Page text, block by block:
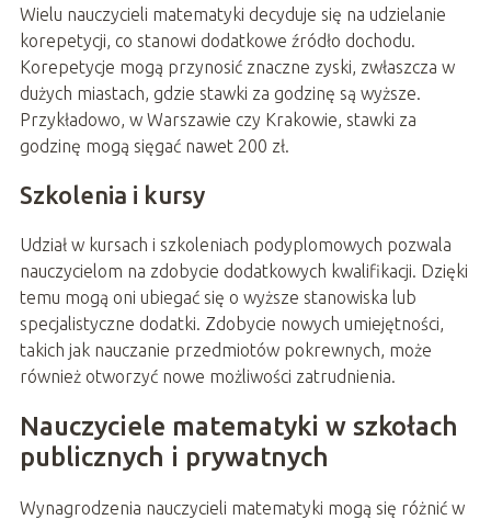
Wielu nauczycieli matematyki decyduje się na udzielanie
korepetycji, co stanowi dodatkowe źródło dochodu.
Korepetycje mogą przynosić znaczne zyski, zwłaszcza w
dużych miastach, gdzie stawki za godzinę są wyższe.
Przykładowo, w Warszawie czy Krakowie, stawki za
godzinę mogą sięgać nawet 200 zł.
Szkolenia i kursy
Udział w kursach i szkoleniach podyplomowych pozwala
nauczycielom na zdobycie dodatkowych kwalifikacji. Dzięki
temu mogą oni ubiegać się o wyższe stanowiska lub
specjalistyczne dodatki. Zdobycie nowych umiejętności,
takich jak nauczanie przedmiotów pokrewnych, może
również otworzyć nowe możliwości zatrudnienia.
Nauczyciele matematyki w szkołach
publicznych i prywatnych
Wynagrodzenia nauczycieli matematyki mogą się różnić w